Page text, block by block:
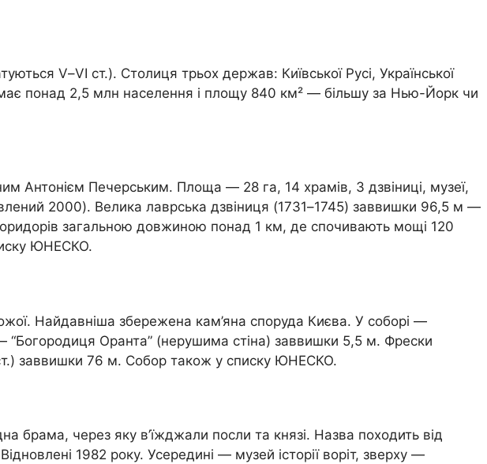
V–VI ст.). Столиця трьох держав: Київської Русі, Української
має понад 2,5 млн населення і площу 840 км² — більшу за Нью-Йорк чи
Антонієм Печерським. Площа — 28 га, 14 храмів, 3 дзвіниці, музеї,
2000). Велика лаврська дзвіниця (1731–1745) заввишки 96,5 м —
загальною довжиною понад 1 км, де спочивають мощі 120
ЮНЕСКО.
Найдавніша збережена кам’яна споруда Києва. У соборі —
“Богородиця Оранта” (нерушима стіна) заввишки 5,5 м. Фрески
заввишки 76 м. Собор також у списку ЮНЕСКО.
брама, через яку в’їжджали посли та князі. Назва походить від
1982 року. Усередині — музей історії воріт, зверху —